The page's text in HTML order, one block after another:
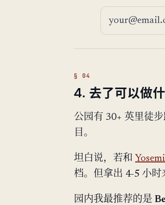
邮箱地址
4. 去了可以做什
公园有 30+ 英里徒
目。
坦白说，若和
档。但拿出 4-5 小时
园内我最推荐的是